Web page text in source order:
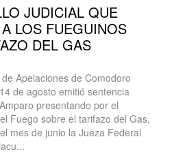
JUDICIAL QUE
LOS FUEGUINOS
DEL GAS
Apelaciones de Comodoro
de agosto emitió sentencia
presentando por el
Fuego sobre el tarifazo del Gas,
mes de junio la Jueza Federal